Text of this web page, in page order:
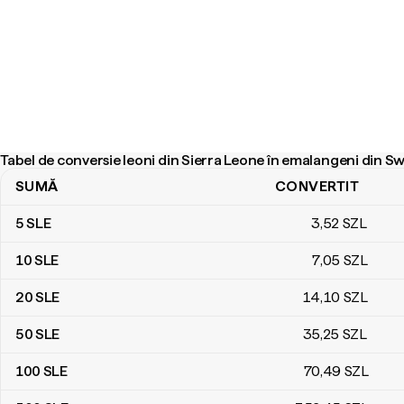
Tabel de conversie leoni din Sierra Leone în emalangeni din
Tabel de conversie leoni din Sierra Leone în emalangeni din
SUMĂ CONVERTIT
5SLE 3,52 SZL
10SLE 7,05 SZL
20SLE 14,10 SZL
50SLE 35,25 SZL
100 SLE 70,49 SZL